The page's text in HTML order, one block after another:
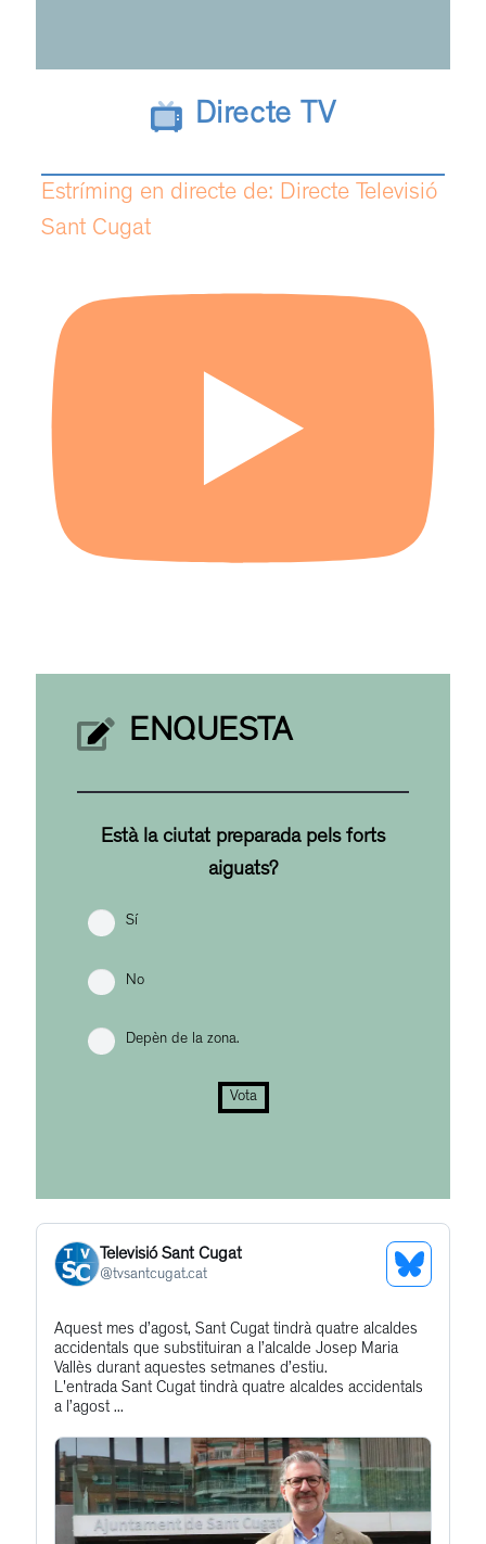
Directe TV
Estríming en directe de: Directe Televisió
Sant Cugat
ENQUESTA
Està la ciutat preparada pels forts
aiguats?
Sí
No
Depèn de la zona.
Vota
Televisió Sant Cugat
@tvsantcugat.cat
See
Profile
Get
to
this
post
Aquest mes d’agost, Sant Cugat tindrà quatre alcaldes
accidentals que substituiran a l’alcalde Josep Maria
Vallès durant aquestes setmanes d’estiu.
L'entrada Sant Cugat tindrà quatre alcaldes accidentals
a l’agost ...